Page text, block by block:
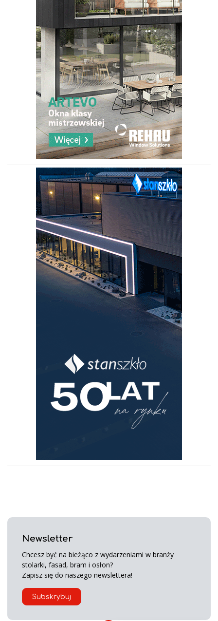
Newsletter
Chcesz być na bieżąco z wydarzeniami w branży
stolarki, fasad, bram i osłon?
Zapisz się do naszego newslettera!
Subskrybuj